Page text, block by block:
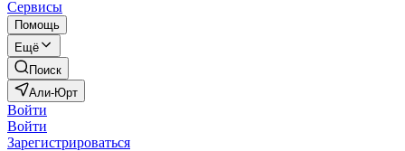
Сервисы
Помощь
Ещё
Поиск
Али-Юрт
Войти
Войти
Зарегистрироваться